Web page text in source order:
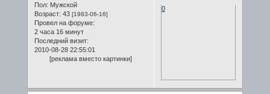
Пол: Мужской
Возраст: 43 [1983-06-16]
Провел на форуме:
2 часа 16 минут
Последний визит:
2010-08-28 22:55:01
[реклама вместо картинки]
0